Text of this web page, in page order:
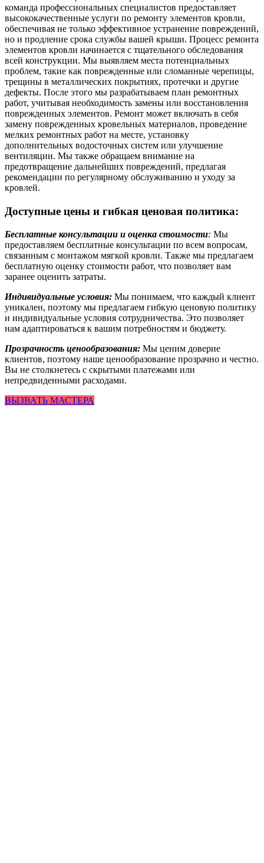
команда профессиональных специалистов предоставляет
высококачественные услуги по ремонту элементов кровли,
обеспечивая не только эффективное устранение повреждений,
но и продление срока службы вашей крыши. Процесс ремонта
элементов кровли начинается с тщательного обследования
всей конструкции. Мы выявляем места потенциальных
проблем, такие как поврежденные или сломанные черепицы,
трещины в металлических покрытиях, протечки и другие
дефекты. После этого мы разрабатываем план ремонтных
работ, учитывая необходимость замены или восстановления
поврежденных элементов. Ремонт может включать в себя
замену поврежденных кровельных материалов, проведение
мелких ремонтных работ на месте, установку
дополнительных водосточных систем или улучшение
вентиляции. Мы также обращаем внимание на
предотвращение дальнейших повреждений, предлагая
рекомендации по регулярному обслуживанию и уходу за
кровлей.
Доступные цены и гибкая ценовая политика:
Бесплатные консультации и оценка стоимости: Мы
предоставляем бесплатные консультации по всем вопросам,
связанным с монтажом мягкой кровли. Также мы предлагаем
бесплатную оценку стоимости работ, что позволяет вам
заранее оценить затраты.
Индивидуальные условия: Мы понимаем, что каждый клиент
уникален, поэтому мы предлагаем гибкую ценовую политику
и индивидуальные условия сотрудничества. Это позволяет
нам адаптироваться к вашим потребностям и бюджету.
Прозрачность ценообразования: Мы ценим доверие
клиентов, поэтому наше ценообразование прозрачно и честно.
Вы не столкнетесь с скрытыми платежами или
непредвиденными расходами.
ВЫЗВАТЬ МАСТЕРА